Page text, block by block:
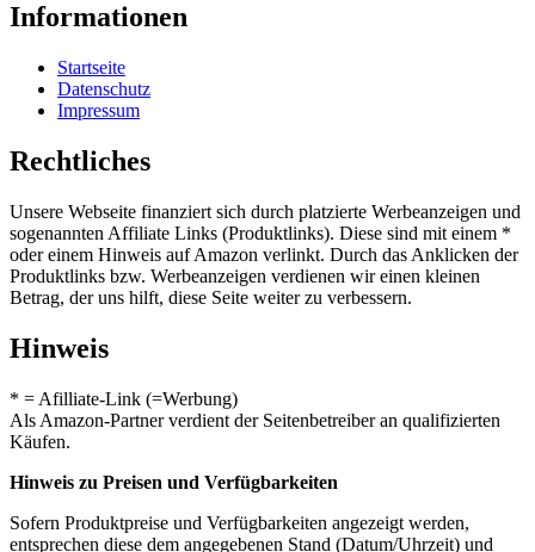
Informationen
Startseite
Datenschutz
Impressum
Rechtliches
Unsere Webseite finanziert sich durch platzierte Werbeanzeigen und
sogenannten Affiliate Links (Produktlinks). Diese sind mit einem *
oder einem Hinweis auf Amazon verlinkt. Durch das Anklicken der
Produktlinks bzw. Werbeanzeigen verdienen wir einen kleinen
Betrag, der uns hilft, diese Seite weiter zu verbessern.
Hinweis
* = Afilliate-Link (=Werbung)
Als Amazon-Partner verdient der Seitenbetreiber an qualifizierten
Käufen.
Hinweis zu Preisen und Verfügbarkeiten
Sofern Produktpreise und Verfügbarkeiten angezeigt werden,
entsprechen diese dem angegebenen Stand (Datum/Uhrzeit) und